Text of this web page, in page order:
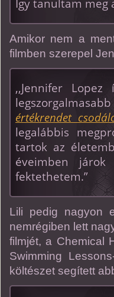
Így tanultam meg
Amikor nem a
filmben szerepel
,,Jennifer
értékrendet
legalábbis
tartok az
éveimben
fektethetem.”
Lili pedig nagyon
nemrégiben lett
filmjét, a Chemical
Swimming
költészet segített